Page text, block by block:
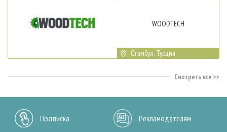
WOODTECH
Стамбул, Турция
Смотреть все
Подписка Рекламодателям